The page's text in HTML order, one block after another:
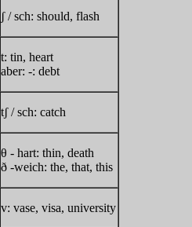
ʃ / sch: should, flash
t: tin, heart
aber: -: debt
tʃ / sch: catch
θ - hart: thin, death
ð -weich: the, that, this
v: vase, visa, university